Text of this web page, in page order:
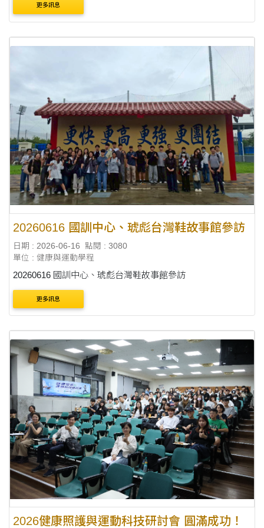
更多訊息
20260616 國訓中心、琥彪台灣鞋故事館參訪
日期 : 2026-06-16
點閱 : 3080
單位 : 健康與運動學程
20260616 國訓中心、琥彪台灣鞋故事館參訪
更多訊息
2026健康照護與運動科技研討會 圓滿成功！